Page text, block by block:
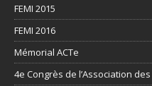
FEMI 2015
FEMI 2016
Mémorial ACTe
4e Congrès de l’Association